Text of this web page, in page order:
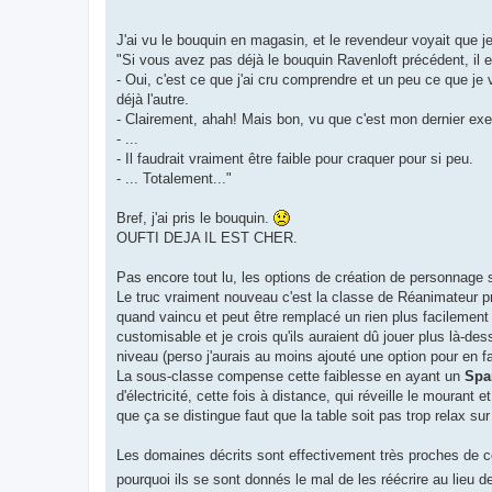
J'ai vu le bouquin en magasin, et le revendeur voyait que
"Si vous avez pas déjà le bouquin Ravenloft précédent, il
- Oui, c'est ce que j'ai cru comprendre et un peu ce que
déjà l'autre.
- Clairement, ahah! Mais bon, vu que c'est mon dernier
- ...
- Il faudrait vraiment être faible pour craquer pour si peu.
- ... Totalement..."
Bref, j'ai pris le bouquin.
OUFTI DEJA IL EST CHER.
Pas encore tout lu, les options de création de
Le truc vraiment nouveau c'est la classe de Réanimateur
quand vaincu et peut être remplacé un rien plus
customisable et je crois qu'ils auraient dû jouer plus là-
niveau (perso j'aurais au moins ajouté une option pour en
La sous-classe compense cette faiblesse en ayant un
d'électricité, cette fois à distance, qui réveille le mourant
que ça se distingue faut que la table soit pas trop relax
Les domaines décrits sont effectivement très proches de
pourquoi ils se sont donnés le mal de les réécrire au lieu